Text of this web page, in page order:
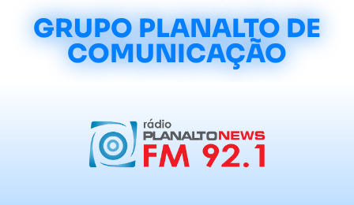
GRUPO PLANALTO DE
COMUNICAÇÃO